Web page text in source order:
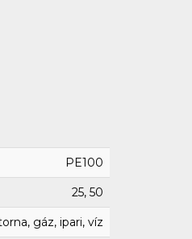
PE100
25, 50
gáz, ipari, víz